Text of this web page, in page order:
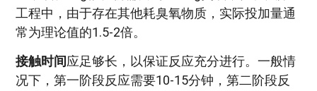
工程中，由于存在其他耗臭氧物质，实际投加量通
常为理论值的1.5-2倍。
接触时间应足够长，以保证反应充分进行。一般情
况下，第一阶段反应需要10-15分钟，第二阶段反